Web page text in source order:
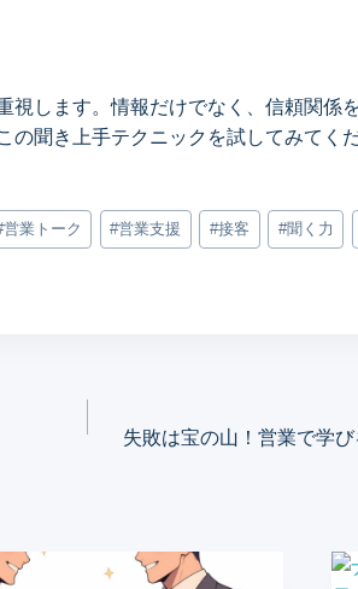
視します。情報だけでなく、信頼関係
の聞き上手テクニックを試してみてく
営業トーク #営業支援 #接客 #聞く力
失敗は宝の山！営業で学